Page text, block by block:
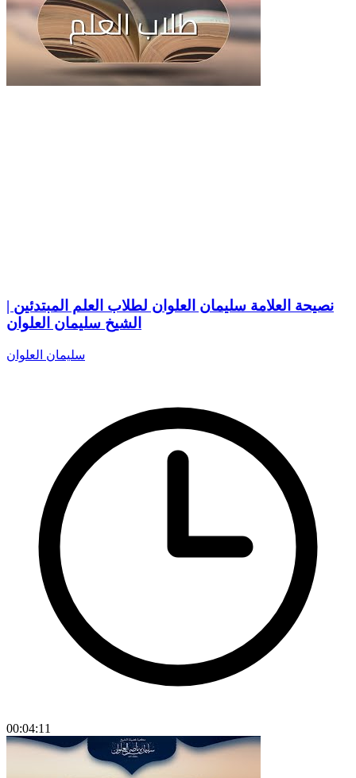
نصيحة العلامة سليمان العلوان لطلاب العلم المبتدئين |
الشيخ سليمان العلوان
سليمان العلوان
00:04:11